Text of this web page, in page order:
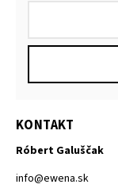
KONTAKT
Róbert Galuščak
info@ewena.sk